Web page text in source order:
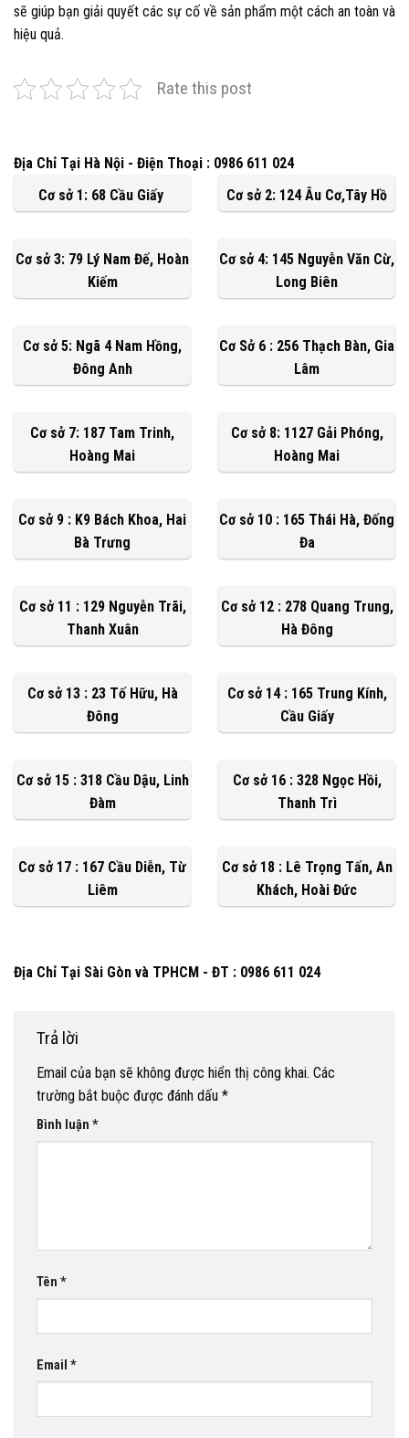
sẽ giúp bạn giải quyết các sự cố về sản phẩm một cách an toàn và
hiệu quả.
Rate this post
Địa Chỉ Tại Hà Nội - Điện Thoại : 0986 611 024
Cơ sở 1: 68 Cầu Giấy
Cơ sở 2: 124 Âu Cơ,Tây Hồ
Cơ sở 3: 79 Lý Nam Đế, Hoàn
Kiếm
Cơ sở 4: 145 Nguyễn Văn Cừ,
Long Biên
Cơ sở 5: Ngã 4 Nam Hồng,
Đông Anh
Cơ Sở 6 : 256 Thạch Bàn, Gia
Lâm
Cơ sở 7: 187 Tam Trinh,
Hoàng Mai
Cơ sở 8: 1127 Gải Phóng,
Hoàng Mai
Cơ sở 9 : K9 Bách Khoa, Hai
Bà Trưng
Cơ sở 10 : 165 Thái Hà, Đống
Đa
Cơ sở 11 : 129 Nguyễn Trãi,
Thanh Xuân
Cơ sở 12 : 278 Quang Trung,
Hà Đông
Cơ sở 13 : 23 Tố Hữu, Hà
Đông
Cơ sở 14 : 165 Trung Kính,
Cầu Giấy
Cơ sở 15 : 318 Cầu Dậu, Linh
Đàm
Cơ sở 16 : 328 Ngọc Hồi,
Thanh Trì
Cơ sở 17 : 167 Cầu Diễn, Từ
Liêm
Cơ sở 18 : Lê Trọng Tấn, An
Khách, Hoài Đức
Địa Chỉ Tại Sài Gòn và TPHCM - ĐT : 0986 611 024
Trả lời
Email của bạn sẽ không được hiển thị công khai. Các
trường bắt buộc được đánh dấu *
Bình luận *
Tên *
Email *